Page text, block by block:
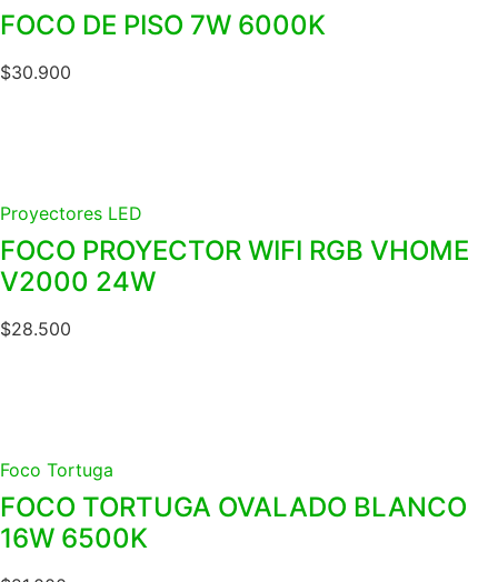
FOCO DE PISO 7W 6000K
$30.900
Proyectores LED
FOCO PROYECTOR WIFI RGB VHOME
V2000 24W
$28.500
Foco Tortuga
FOCO TORTUGA OVALADO BLANCO
16W 6500K